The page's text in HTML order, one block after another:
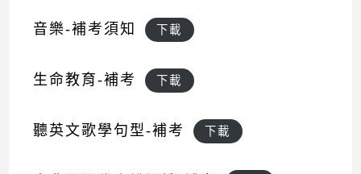
音樂-補考須知 下載
生命教育-補考 下載
聽英文歌學句型-補考 下載